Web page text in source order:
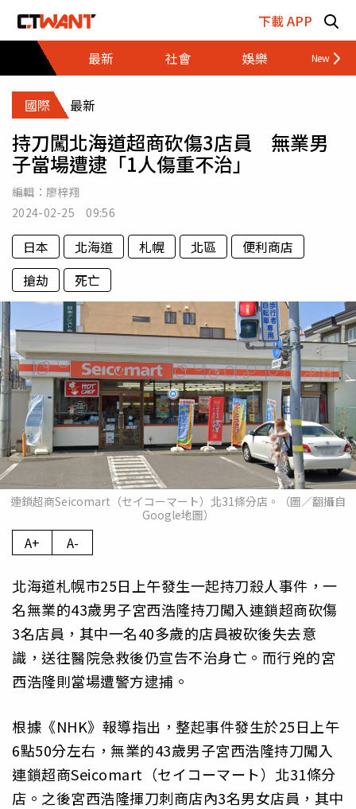
下載 APP
最新
社會 娛樂 財經
國際 最新
持刀闖北海道超商砍傷3店員 無業男
子當場遭逮「1人傷重不治」
編輯： 廖梓翔
2024-02-25 09:56
日本 北海道 札幌 北區
便利商店
搶劫
死亡
連鎖超商Seicomart（セイコーマート）北31條分店。（圖／翻攝自
Google地圖）
A+ A-
北海道札幌市25日上午發生一起持刀殺人事件，一
名無業的43歲男子宮西浩隆持刀闖入連鎖超商砍傷
3名店員，其中一名40多歲的店員被砍後失去意
識，送往醫院急救後仍宣告不治身亡。而行兇的宮
西浩隆則當場遭警方逮捕。
根據《NHK》報導指出，整起事件發生於25日上午
6點50分左右，無業的43歲男子宮西浩隆持刀闖入
連鎖超商Seicomart（セイコーマート）北31條分
店。之後宮西浩隆揮刀刺商店內3名男女店員，其中